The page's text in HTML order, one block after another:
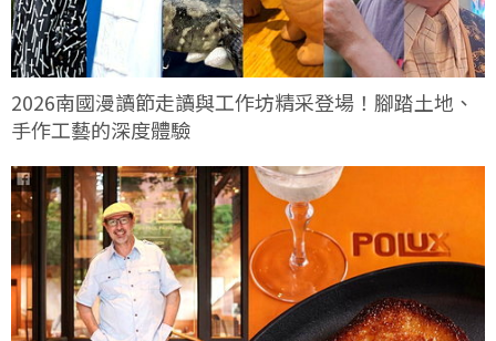
2026南國漫讀節走讀與工作坊精采登場！腳踏土地、
手作工藝的深度體驗